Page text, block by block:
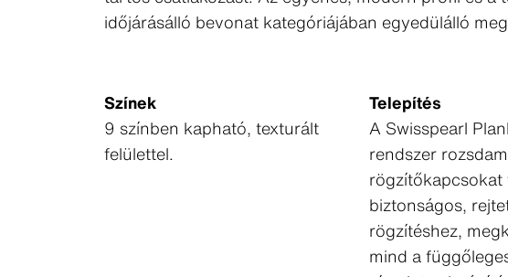
időjárásálló bevonat kategóriájában egyedülálló
Színek
9 színben kapható, texturált
felülettel.
Telepítés
A Swisspearl
rendszer
rögzítőkapcsokat
biztonságos,
rögzítéshez,
mind a